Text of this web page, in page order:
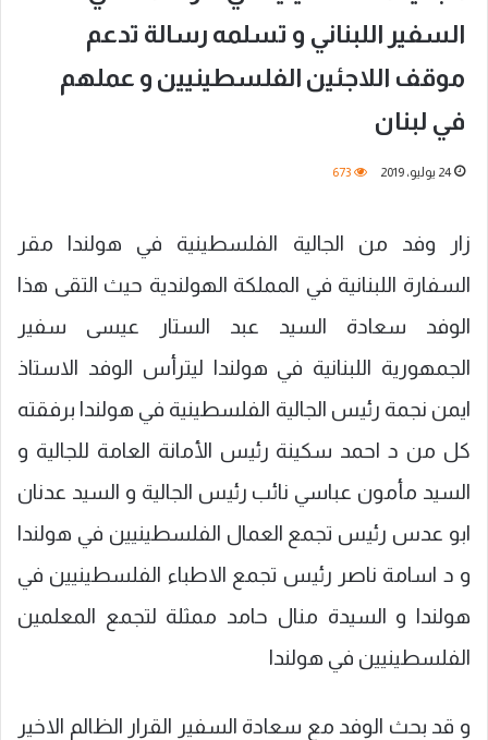
السفير اللبناني و تسلمه رسالة تدعم
موقف اللاجئين الفلسطينيين و عملهم
في لبنان
24 يوليو، 2019 673
زار وفد من الجالية الفلسطينية في هولندا مقر
السفارة اللبنانية في المملكة الهولندية حيث التقى هذا
الوفد سعادة السيد عبد الستار عيسى سفير
الجمهورية اللبنانية في هولندا ليترأس الوفد الاستاذ
ايمن نجمة رئيس الجالية الفلسطينية في هولندا برفقته
كل من د احمد سكينة رئيس الأمانة العامة للجالية و
السيد مأمون عباسي نائب رئيس الجالية و السيد عدنان
ابو عدس رئيس تجمع العمال الفلسطينيين في هولندا
و د اسامة ناصر رئيس تجمع الاطباء الفلسطينيين في
هولندا و السيدة منال حامد ممثلة لتجمع المعلمين
الفلسطينيين في هولندا
و قد بحث الوفد مع سعادة السفير القرار الظالم الاخير